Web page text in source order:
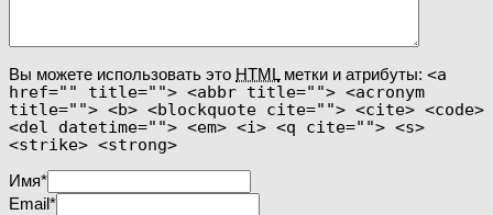
Вы можете использовать это HTMLметки и атрибуты: <a
href="" title=""> <abbr title=""> <acronym
title=""> <b> <blockquote cite=""> <cite> <code>
<del datetime=""> <em> <i> <q cite=""> <s>
<strike> <strong>
Имя*
Email*